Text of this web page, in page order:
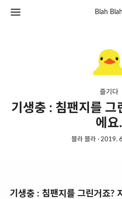
Blah Blah
즐기다
기생충 : 침팬지를 그
에요.
블라 블라 · 2019.
기생충 : 침팬지를 그린거죠?